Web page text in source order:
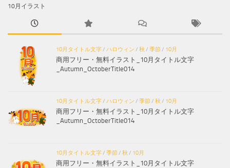
10月イラスト
10月タイトル文字/ ハロウィン / 秋 / 季節/ 10月
商用フリー・無料イラスト_10月タイトル文字
_Autumn_OctoberTitle014
10月タイトル文字/ ハロウィン / 季節/ 秋 / 10月
商用フリー・無料イラスト_10月タイトル文字
_Autumn_OctoberTitle014
10月タイトル文字/ 季節/ 秋 / 10月
商用フリー・無料イラスト_10月タイトル文字